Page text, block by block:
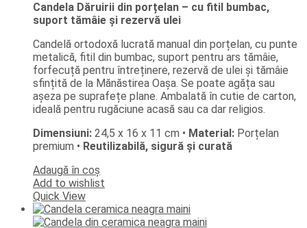
Candela Dăruirii din porțelan – cu fitil bumbac,
suport tămâie și rezervă ulei
Candelă ortodoxă lucrată manual din porțelan, cu punte
metalică, fitil din bumbac, suport pentru ars tămâie,
forfecuță pentru întreținere, rezervă de ulei și tămâie
sfințită de la Mănăstirea Oașa. Se poate agăța sau
așeza pe suprafețe plane. Ambalată în cutie de carton,
ideală pentru rugăciune acasă sau ca dar religios.
Dimensiuni: 24,5 x 16 x 11 cm • Material: Porțelan
premium • Reutilizabilă, sigură și curată
Adaugă în coș
Add to wishlist
Quick View